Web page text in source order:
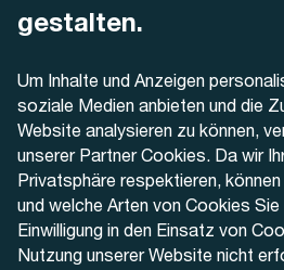
gestalten.
Um Inhalte und Anzeigen
soziale Medien anbieten und die
Website analysieren zu können,
unserer Partner Cookies. Da wir
Privatsphäre respektieren,
und welche Arten von Cookies
Einwilligung in den Einsatz von
Nutzung unserer Website nicht
4500 Solothurn
+41 32 622 37 22
Kontaktformular